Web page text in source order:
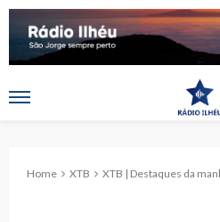
Home XTB XTB | Destaques da manhã